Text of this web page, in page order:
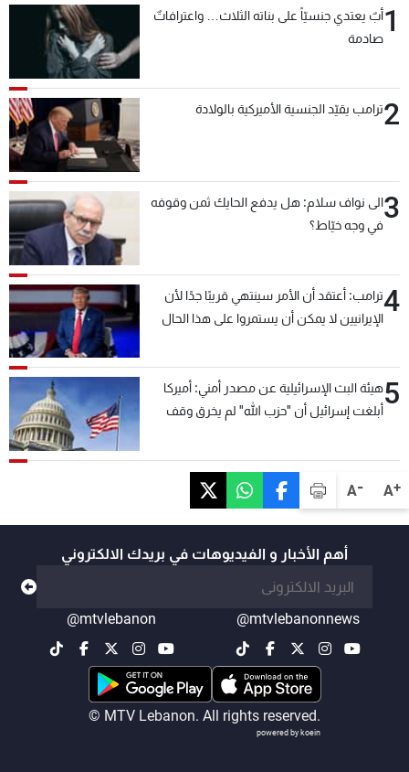
A+
A-
1أبٌ يعتدي جنسيّاً على بناته الثلاث… واعترافاتٌ
صادمة
2ترامب يقيّد الجنسية الأميركية بالولادة
3الى نواف سلام: هل يدفع الحايك ثمن وقوفه
في وجه خيّاط؟
4ترامب: أعتقد أن الأمر سينتهي قريبًا جدًا لأن
الإيرانيين لا يمكن أن يستمروا على هذا الحال
5هيئة البث الإسرائيلية عن مصدر أمني: أميركا
أبلغت إسرائيل أن "حزب الله" لم يخرق وقف
عدم التصعيد خشية أن يؤثر ذلك على مفاوضات
أهم الأخبار و الفيديوهات في بريدك الالكتروني
@mtvlebanonnews
@mtvlebanon
© MTV Lebanon. All rights reserved.
powered by koein